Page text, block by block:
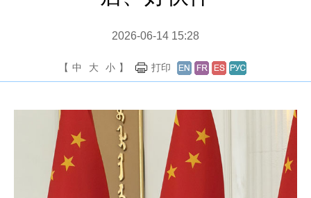
2026-06-14 15:28
【 中 大 小 】 打印